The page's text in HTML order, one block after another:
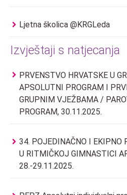
Ljetna školica @KRGLeda
Izvještaji s natjecanja
PRVENSTVO HRVATSKE U
APSOLUTNI PROGRAM I
GRUPNIM VJEŽBAMA /
PROGRAM, 30.11.2025.
34. POJEDINAČNO I EKIPNO
U RITMIČKOJ GIMNASTICI
28.-29.11.2025.